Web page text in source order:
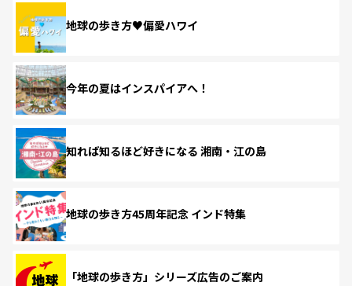
地球の歩き方♥偏愛ハワイ
今年の夏はインスパイアへ！
知れば知るほど好きになる 湘南・江の島
地球の歩き方45周年記念 インド特集
「地球の歩き方」シリーズ広告のご案内